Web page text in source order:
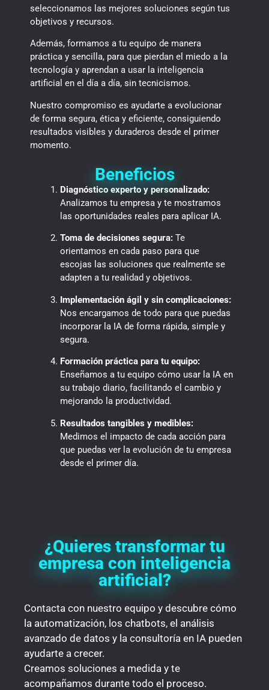
seleccionamos las mejores soluciones según tus
objetivos y recursos.
Además, formamos a tu equipo de manera
práctica y sencilla, para que pierdan el miedo a la
tecnología y aprendan a usar la inteligencia
artificial en el día a día, sin tecnicismos.
Nuestro compromiso es ayudarte a evolucionar
de forma segura, ética y eficiente, consiguiendo
resultados visibles y duraderos desde el primer
momento.
Diagnóstico experto y personalizado:
Analizamos tu empresa y te mostramos
las oportunidades reales para aplicar IA.
Toma de decisiones segura: Te
orientamos en cada paso para que
escojas las soluciones que realmente se
adapten a tu realidad y objetivos.
Implementación ágil y sin complicaciones:
Nos encargamos de todo para que puedas
incorporar la IA de forma rápida, simple y
segura.
Formación práctica para tu equipo:
Enseñamos a tu equipo cómo usar la IA en
su trabajo diario, facilitando el cambio y
mejorando la productividad.
Resultados tangibles y medibles:
Medimos el impacto de cada acción para
que puedas ver la evolución de tu empresa
desde el primer día.
Beneficios
¿Quieres transformar tu
empresa con inteligencia
artificial?
Contacta con nuestro equipo y descubre cómo
la automatización, los chatbots, el análisis
avanzado de datos y la consultoría en IA pueden
ayudarte a crecer.
Creamos soluciones a medida y te
acompañamos durante todo el proceso.